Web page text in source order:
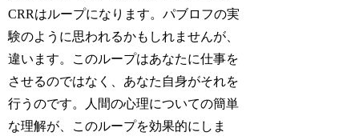
CRRはループになります。パブロフの実
験のように思われるかもしれませんが、
違います。このループはあなたに仕事を
させるのではなく、あなた自身がそれを
行うのです。人間の心理についての簡単
な理解が、このループを効果的にしま